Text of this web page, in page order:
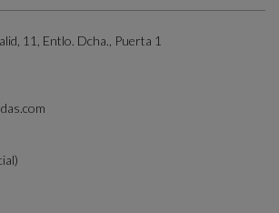
11, Entlo. Dcha., Puerta 1